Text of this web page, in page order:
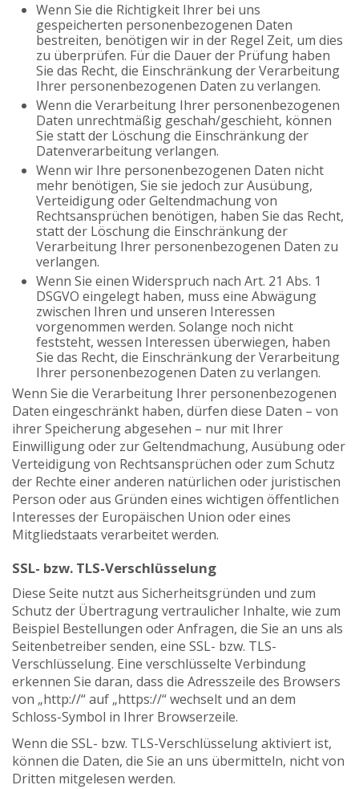
Wenn Sie die Richtigkeit Ihrer bei uns
gespeicherten personenbezogenen Daten
bestreiten, benötigen wir in der Regel Zeit, um dies
zu überprüfen. Für die Dauer der Prüfung haben
Sie das Recht, die Einschränkung der Verarbeitung
Ihrer personenbezogenen Daten zu verlangen.
Wenn die Verarbeitung Ihrer personenbezogenen
Daten unrechtmäßig geschah/geschieht, können
Sie statt der Löschung die Einschränkung der
Datenverarbeitung verlangen.
Wenn wir Ihre personenbezogenen Daten nicht
mehr benötigen, Sie sie jedoch zur Ausübung,
Verteidigung oder Geltendmachung von
Rechtsansprüchen benötigen, haben Sie das Recht,
statt der Löschung die Einschränkung der
Verarbeitung Ihrer personenbezogenen Daten zu
verlangen.
Wenn Sie einen Widerspruch nach Art. 21 Abs. 1
DSGVO eingelegt haben, muss eine Abwägung
zwischen Ihren und unseren Interessen
vorgenommen werden. Solange noch nicht
feststeht, wessen Interessen überwiegen, haben
Sie das Recht, die Einschränkung der Verarbeitung
Ihrer personenbezogenen Daten zu verlangen.
Wenn Sie die Verarbeitung Ihrer personenbezogenen
Daten eingeschränkt haben, dürfen diese Daten – von
ihrer Speicherung abgesehen – nur mit Ihrer
Einwilligung oder zur Geltendmachung, Ausübung oder
Verteidigung von Rechtsansprüchen oder zum Schutz
der Rechte einer anderen natürlichen oder juristischen
Person oder aus Gründen eines wichtigen öffentlichen
Interesses der Europäischen Union oder eines
Mitgliedstaats verarbeitet werden.
SSL- bzw. TLS-Verschlüsselung
Diese Seite nutzt aus Sicherheitsgründen und zum
Schutz der Übertragung vertraulicher Inhalte, wie zum
Beispiel Bestellungen oder Anfragen, die Sie an uns als
Seitenbetreiber senden, eine SSL- bzw. TLS-
Verschlüsselung. Eine verschlüsselte Verbindung
erkennen Sie daran, dass die Adresszeile des Browsers
von „http://“ auf „https://“ wechselt und an dem
Schloss-Symbol in Ihrer Browserzeile.
Wenn die SSL- bzw. TLS-Verschlüsselung aktiviert ist,
können die Daten, die Sie an uns übermitteln, nicht von
Dritten mitgelesen werden.